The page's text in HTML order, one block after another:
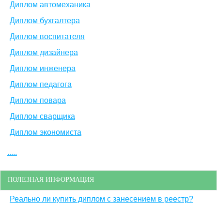
Диплом автомеханика
Диплом бухгалтера
Диплом воспитателя
Диплом дизайнера
Диплом инженера
Диплом педагога
Диплом повара
Диплом сварщика
Диплом экономиста
.....
ПОЛЕЗНАЯ ИНФОРМАЦИЯ
Реально ли купить диплом с занесением в реестр?